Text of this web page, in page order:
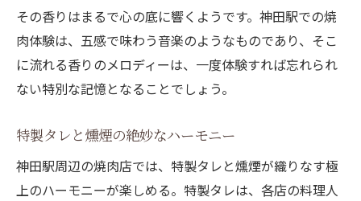
その香りはまるで心の底に響くようです。神田駅での焼
肉体験は、五感で味わう音楽のようなものであり、そこ
に流れる香りのメロディーは、一度体験すれば忘れられ
ない特別な記憶となることでしょう。
特製タレと燻煙の絶妙なハーモニー
神田駅周辺の焼肉店では、特製タレと燻煙が織りなす極
上のハーモニーが楽しめる。特製タレは、各店の料理人